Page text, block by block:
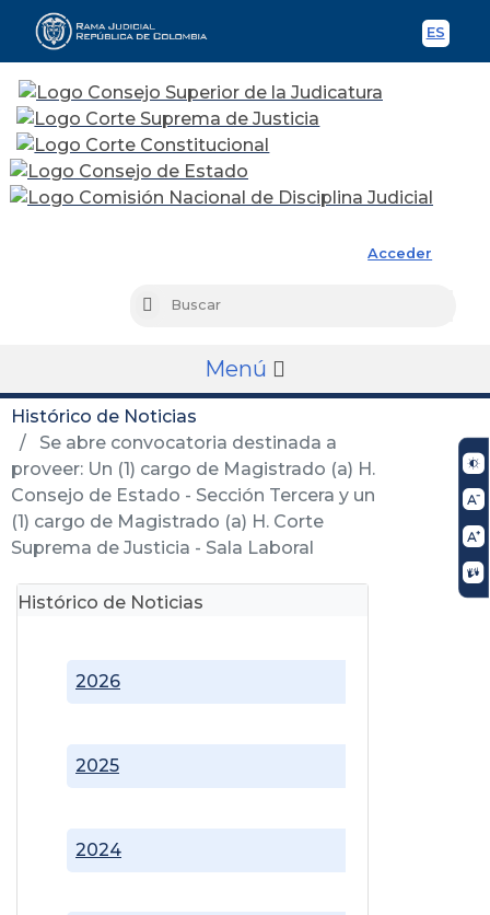
ES
Acceder
Buscar
Menú
Histórico de Noticias
Se abre convocatoria destinada a
proveer: Un (1) cargo de Magistrado (a) H.
Consejo de Estado - Sección Tercera y un
(1) cargo de Magistrado (a) H. Corte
Suprema de Justicia - Sala Laboral
Histórico de Noticias
2024
2025
2026